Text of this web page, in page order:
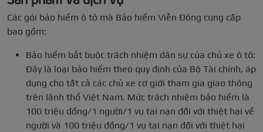
Các gói bảo hiểm ô tô mà Bảo hiểm Viễn Đông cung cấp
bao gồm:
Bảo hiểm bắt buộc trách nhiệm dân sự của chủ xe ô tô:
Đây là loại bảo hiểm theo quy định của Bộ Tài chính, áp
dụng cho tất cả các chủ xe cơ giới tham gia giao thông
trên lãnh thổ Việt Nam. Mức trách nhiệm bảo hiểm là
100 triệu đồng/1 người/1 vụ tai nạn đối với thiệt hại về
người và 100 triệu đồng/1 vụ tai nạn đối với thiệt hại